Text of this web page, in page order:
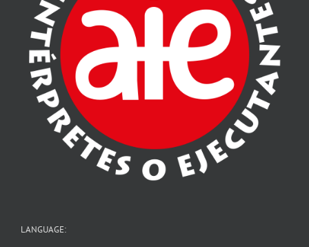
LANGUAGE: